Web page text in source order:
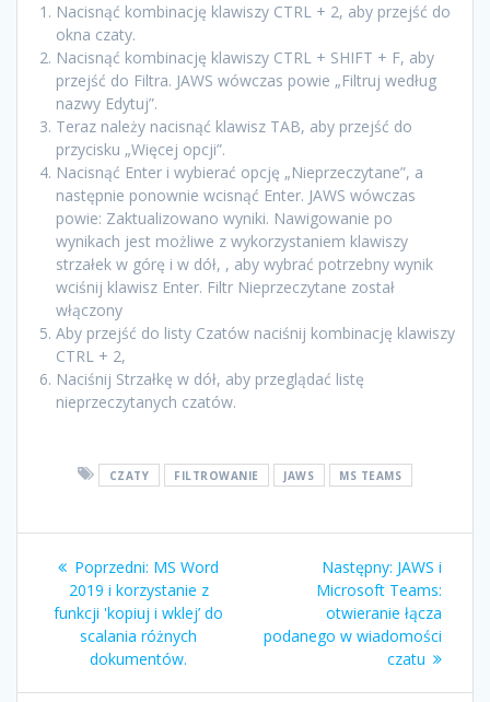
Nacisnąć kombinację klawiszy CTRL + 2, aby przejść do
okna czaty.
Nacisnąć kombinację klawiszy CTRL + SHIFT + F, aby
przejść do Filtra. JAWS wówczas powie „Filtruj według
nazwy Edytuj”.
Teraz należy nacisnąć klawisz TAB, aby przejść do
przycisku „Więcej opcji”.
Nacisnąć Enter i wybierać opcję „Nieprzeczytane”, a
następnie ponownie wcisnąć Enter. JAWS wówczas
powie: Zaktualizowano wyniki. Nawigowanie po
wynikach jest możliwe z wykorzystaniem klawiszy
strzałek w górę i w dół, , aby wybrać potrzebny wynik
wciśnij klawisz Enter. Filtr Nieprzeczytane został
włączony
Aby przejść do listy Czatów naciśnij kombinację klawiszy
CTRL + 2,
Naciśnij Strzałkę w dół, aby przeglądać listę
nieprzeczytanych czatów.
CZATY FILTROWANIE JAWS MS TEAMS
Poprzedni: MS Word
2019 i korzystanie z
funkcji 'kopiuj i wklej’ do
scalania różnych
dokumentów.
Następny: JAWS i
Microsoft Teams:
otwieranie łącza
podanego w wiadomości
czatu